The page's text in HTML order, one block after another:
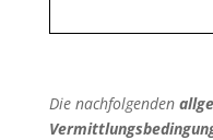
Die nachfolgenden